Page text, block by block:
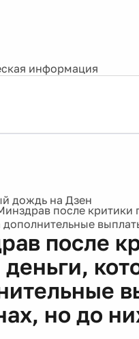
информация
после критики
после
но до